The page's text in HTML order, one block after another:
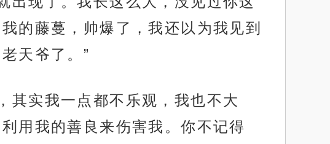
的藤蔓，帅爆了，我还以为我见到
天爷了。”
其实我一点都不乐观，我也不大
用我的善良来伤害我。你不记得